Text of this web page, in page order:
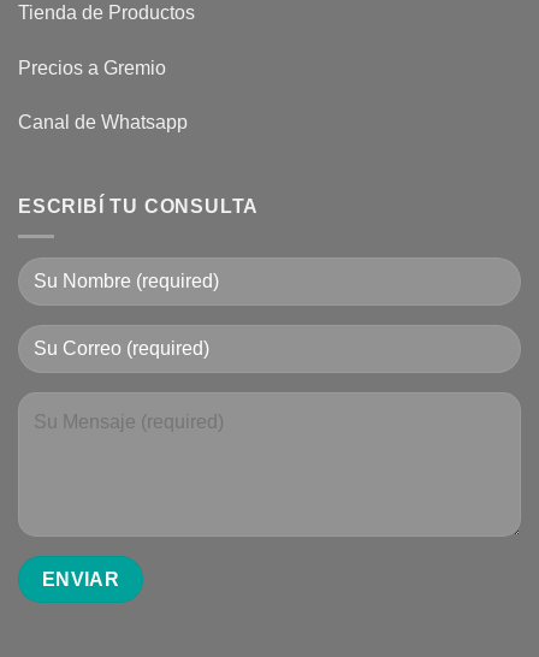
Tienda de Productos
Precios a Gremio
Canal de Whatsapp
ESCRIBÍ TU CONSULTA